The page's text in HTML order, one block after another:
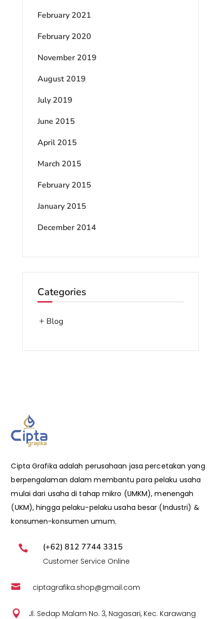
February 2021
February 2020
November 2019
August 2019
July 2019
June 2015
April 2015
March 2015
February 2015
January 2015
December 2014
Categories
Blog
Cipta Grafika adalah perusahaan jasa percetakan yang
berpengalaman dalam membantu para pelaku usaha
mulai dari usaha di tahap mikro (UMKM), menengah
(UKM), hingga pelaku-pelaku usaha besar (Industri) &
konsumen-konsumen umum.
 (+62) 812 7744 3315
Customer Service Online
 ciptagrafika.shop@gmail.com

Jl. Sedap Malam No. 3, Nagasari, Kec. Karawang